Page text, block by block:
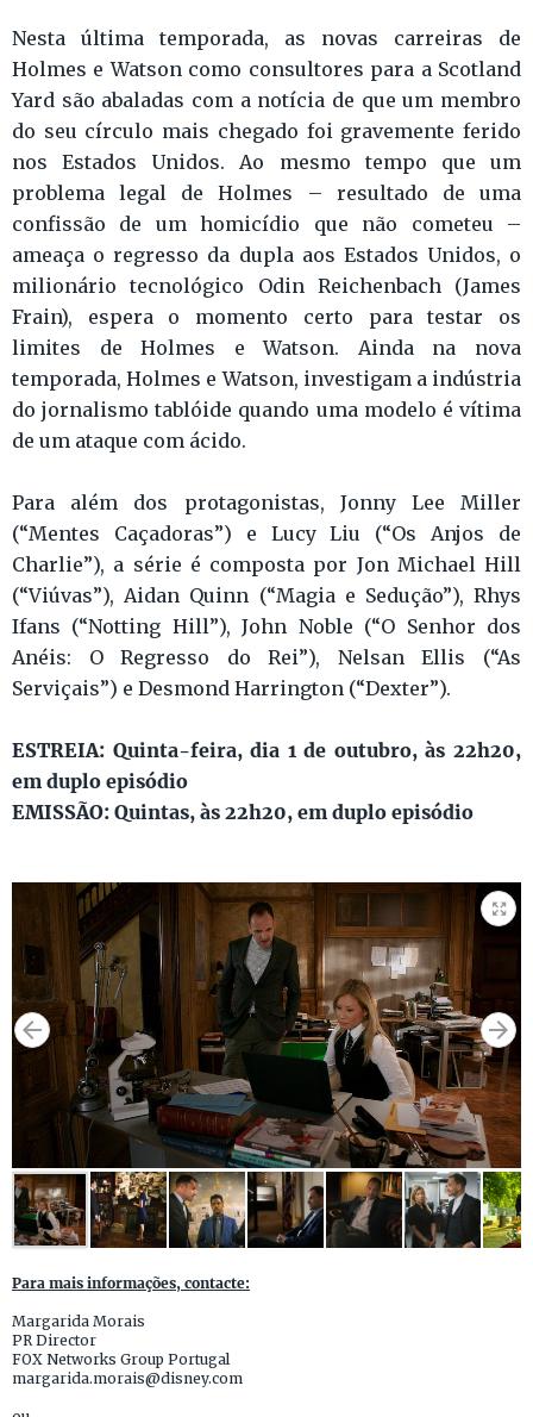
Nesta última temporada, as novas carreiras de
Holmes e Watson como consultores para a Scotland
Yard são abaladas com a notícia de que um membro
do seu círculo mais chegado foi gravemente ferido
nos Estados Unidos. Ao mesmo tempo que um
problema legal de Holmes – resultado de uma
confissão de um homicídio que não cometeu –
ameaça o regresso da dupla aos Estados Unidos, o
milionário tecnológico Odin Reichenbach (James
Frain), espera o momento certo para testar os
limites de Holmes e Watson. Ainda na nova
temporada, Holmes e Watson, investigam a indústria
do jornalismo tablóide quando uma modelo é vítima
de um ataque com ácido.
Para além dos protagonistas, Jonny Lee Miller
(“Mentes Caçadoras”) e Lucy Liu (“Os Anjos de
Charlie”), a série é composta por Jon Michael Hill
(“Viúvas”), Aidan Quinn (“Magia e Sedução”), Rhys
Ifans (“Notting Hill”), John Noble (“O Senhor dos
Anéis: O Regresso do Rei”), Nelsan Ellis (“As
Serviçais”) e Desmond Harrington (“Dexter”).
ESTREIA: Quinta-feira, dia 1 de outubro, às 22h20,
em duplo episódio
EMISSÃO: Quintas, às 22h20, em duplo episódio
Para mais informações, contacte:
Margarida Morais
PR Director
FOX Networks Group Portugal
margarida.morais@disney.com